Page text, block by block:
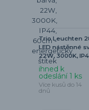
Trio Leuchten
LED nástěnné
22W, 3000K,
ihned k
odeslání 1 ks
Více kusů do 14
dnů